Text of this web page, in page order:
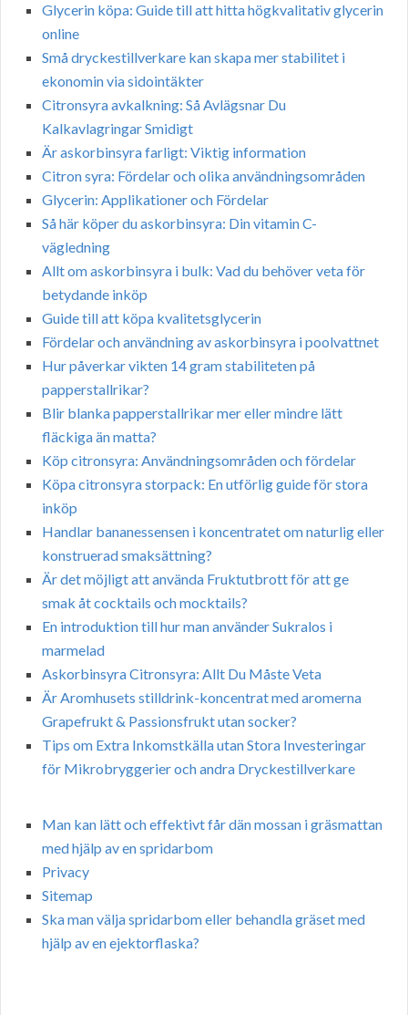
Glycerin köpa: Guide till att hitta högkvalitativ glycerin
online
Små dryckestillverkare kan skapa mer stabilitet i
ekonomin via sidointäkter
Citronsyra avkalkning: Så Avlägsnar Du
Kalkavlagringar Smidigt
Är askorbinsyra farligt: Viktig information
Citron syra: Fördelar och olika användningsområden
Glycerin: Applikationer och Fördelar
Så här köper du askorbinsyra: Din vitamin C-
vägledning
Allt om askorbinsyra i bulk: Vad du behöver veta för
betydande inköp
Guide till att köpa kvalitetsglycerin
Fördelar och användning av askorbinsyra i poolvattnet
Hur påverkar vikten 14 gram stabiliteten på
papperstallrikar?
Blir blanka papperstallrikar mer eller mindre lätt
fläckiga än matta?
Köp citronsyra: Användningsområden och fördelar
Köpa citronsyra storpack: En utförlig guide för stora
inköp
Handlar bananessensen i koncentratet om naturlig eller
konstruerad smaksättning?
Är det möjligt att använda Fruktutbrott för att ge
smak åt cocktails och mocktails?
En introduktion till hur man använder Sukralos i
marmelad
Askorbinsyra Citronsyra: Allt Du Måste Veta
Är Aromhusets stilldrink-koncentrat med aromerna
Grapefrukt & Passionsfrukt utan socker?
Tips om Extra Inkomstkälla utan Stora Investeringar
för Mikrobryggerier och andra Dryckestillverkare
Man kan lätt och effektivt får dän mossan i gräsmattan
med hjälp av en spridarbom
Privacy
Sitemap
Ska man välja spridarbom eller behandla gräset med
hjälp av en ejektorflaska?